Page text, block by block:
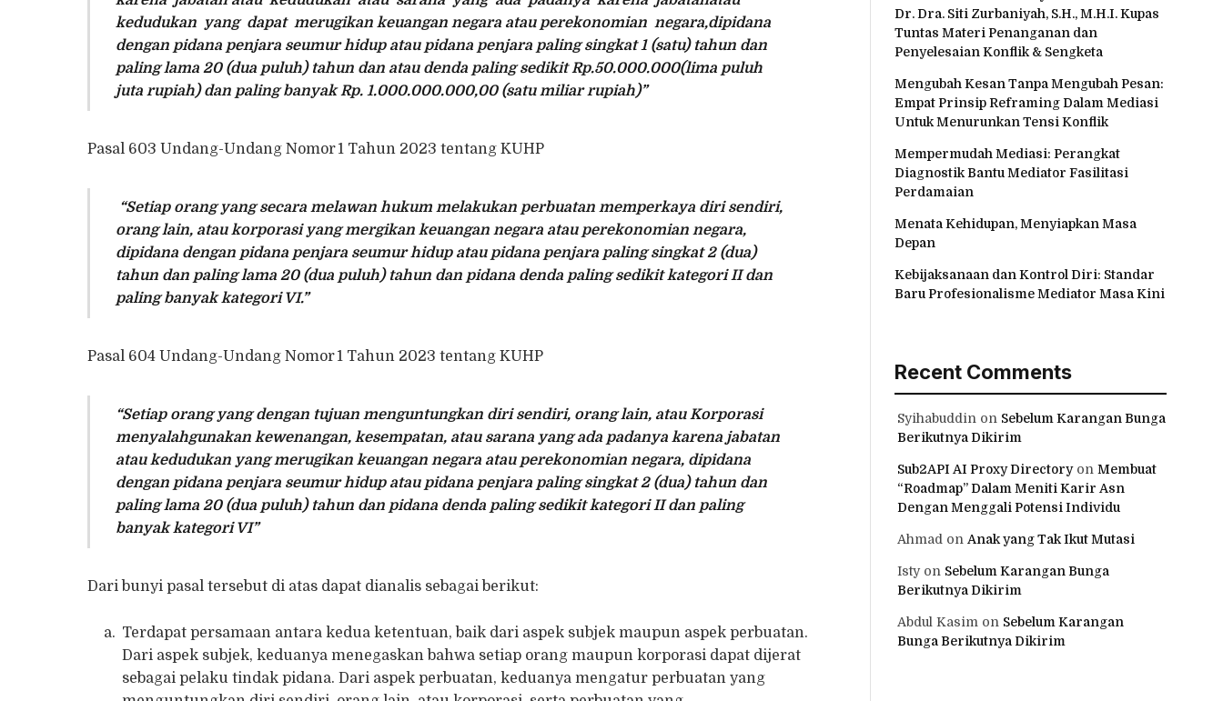
kedudukan yang dapat merugikan keuangan negara atau perekonomian negara,dipidana
dengan pidana penjara seumur hidup atau pidana penjara paling singkat 1 (satu) tahun dan
paling lama 20 (dua puluh) tahun dan atau denda paling sedikit Rp.50.000.000(lima puluh
juta rupiah) dan paling banyak Rp. 1.000.000.000,00 (satu miliar rupiah)”
Pasal 603 Undang-Undang Nomor 1 Tahun 2023 tentang KUHP
“Setiap orang yang secara melawan hukum melakukan perbuatan memperkaya diri sendiri,
orang lain, atau korporasi yang mergikan keuangan negara atau perekonomian negara,
dipidana dengan pidana penjara seumur hidup atau pidana penjara paling singkat 2 (dua)
tahun dan paling lama 20 (dua puluh) tahun dan pidana denda paling sedikit kategori II dan
paling banyak kategori VI.”
Pasal 604 Undang-Undang Nomor 1 Tahun 2023 tentang KUHP
“Setiap orang yang dengan tujuan menguntungkan diri sendiri, orang lain, atau Korporasi
menyalahgunakan kewenangan, kesempatan, atau sarana yang ada padanya karena jabatan
atau kedudukan yang merugikan keuangan negara atau perekonomian negara, dipidana
dengan pidana penjara seumur hidup atau pidana penjara paling singkat 2 (dua) tahun dan
paling lama 20 (dua puluh) tahun dan pidana denda paling sedikit kategori II dan paling
banyak kategori VI”
Dari bunyi pasal tersebut di atas dapat dianalis sebagai berikut:
Terdapat persamaan antara kedua ketentuan, baik dari aspek subjek maupun aspek perbuatan.
Dari aspek subjek, keduanya menegaskan bahwa setiap orang maupun korporasi dapat dijerat
sebagai pelaku tindak pidana. Dari aspek perbuatan, keduanya mengatur perbuatan yang
Dr. Dra. Siti Zurbaniyah, S.H., M.H.I. Kupas
Tuntas Materi Penanganan dan
Penyelesaian Konflik & Sengketa
Mengubah Kesan Tanpa Mengubah Pesan:
Empat Prinsip Reframing Dalam Mediasi
Untuk Menurunkan Tensi Konflik
Mempermudah Mediasi: Perangkat
Diagnostik Bantu Mediator Fasilitasi
Perdamaian
Menata Kehidupan, Menyiapkan Masa
Depan
Kebijaksanaan dan Kontrol Diri: Standar
Baru Profesionalisme Mediator Masa Kini
Recent Comments
Syihabuddin on Sebelum Karangan Bunga
Berikutnya Dikirim
Sub2API AI Proxy Directoryon Membuat
“Roadmap” Dalam Meniti Karir Asn
Dengan Menggali Potensi Individu
Ahmad on Anak yang Tak Ikut Mutasi
Istyon Sebelum Karangan Bunga
Berikutnya Dikirim
Abdul Kasim on Sebelum Karangan
Bunga Berikutnya Dikirim